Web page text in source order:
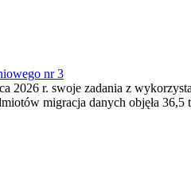
nr 3
r. swoje zadania z
migracja danych objęła